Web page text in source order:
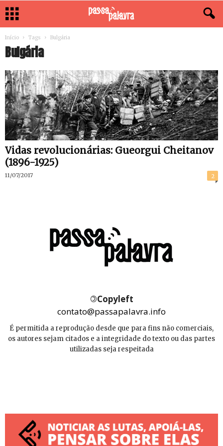
Início Tags Bulgária
Bulgária
Vidas revolucionárias: Gueorgui Cheitanov
(1896-1925)
11/07/2017 2
©Copyleft
contato@passapalavra.info
É permitida a reprodução desde que para fins não comerciais,
os autores sejam citados e a integridade do texto ou das partes
utilizadas seja respeitada